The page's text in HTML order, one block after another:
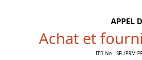
APPEL
Achat et
ITB No : SFL/PRM